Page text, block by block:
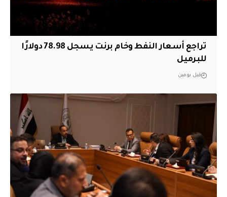
تراجع أسعار النفط وخام برنت يسجل 78.98 دولارًا
للبرميل
قبل يومين